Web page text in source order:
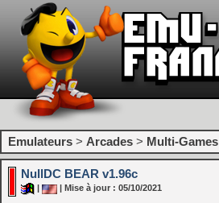
Emulateurs > Arcades > Multi-Games
NullDC BEAR v1.96c
| Mise à jour : 05/10/2021